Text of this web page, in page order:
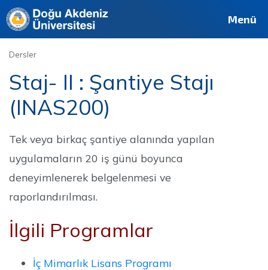
Site Personel
Deutsch Français Menü
Dersler
Staj- II : Şantiye Stajı
(INAS200)
Tek veya birkaç şantiye alanında yapılan
uygulamaların 20 iş günü boyunca
deneyimlenerek belgelenmesi ve
raporlandırılması.
İlgili Programlar
İç Mimarlık Lisans Programı